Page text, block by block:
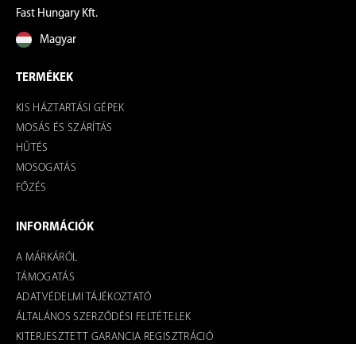
Fast Hungary Kft.
Magyar
TERMÉKEK
KIS HÁZTARTÁSI GÉPEK
MOSÁS ÉS SZÁRÍTÁS
HŰTÉS
MOSOGATÁS
FŐZÉS
INFORMÁCIÓK
A MÁRKÁRÓL
TÁMOGATÁS
ADATVÉDELMI TÁJÉKOZTATÓ
ÁLTALÁNOS SZERZŐDÉSI FELTÉTELEK
KITERJESZTETT GARANCIA REGISZTRÁCIÓ